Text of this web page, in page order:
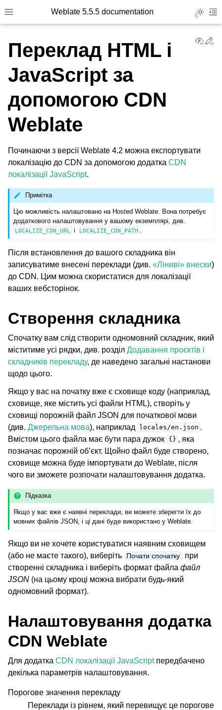
Toggle site navigation sidebar
Weblate 5.5.5 documentation Toggle
navigation of Підтримувані формати файлів
navigation of Настанови з налаштовування
Переклад HTML і
JavaScript за
допомогою CDN
Weblate
Починаючи з версії Weblate 4.2 можна експортувати
локалізацію до CDN за допомогою додатка CDN
локалізації JavaScript.
Примітка
Цю можливість налаштовано на Hosted Weblate. Вона потребує
додаткового налаштовування у вашому екземплярі, див.
LOCALIZE_CDN_URL і LOCALIZE_CDN_PATH
Після встановлення до вашого складника він
записуватиме внесені переклади (див. «Ліниві» внески)
до CDN. Цим можна скористатися для локалізації
ваших вебсторінок.
Створення складника
Спочатку вам слід створити одномовний складник, який
міститиме усі рядки, див. розділ Додавання проєктів і
складників перекладу, де наведено загальні настанови
щодо цього.
Якщо у вас на початку вже є сховище коду (наприклад,
сховище, яке містить усі файли HTML), створіть у
сховищі порожній файл JSON для початкової мови
(див. Джерельна мова), наприклад locales/en.json .
Вмістом цього файла має бути пара дужок {} , яка
позначає порожній об’єкт. Щойно файл буде створено,
сховище можна буде імпортувати до Weblate, після
чого ви зможете розпочати налаштовування додатка.
Підказка
Якщо у вас вже є наявні переклади, ви можете зберегти їх до
мовних файлів JSON, і ці дані буде використано у Weblate.
Якщо ви не хочете користуватися наявним сховищем
(або не маєте такого), виберіть
Почати спочатку при
створенні складника і виберіть формат файла файл
JSON (на цьому кроці можна вибрати будь-який
одномовний формат).
Налаштовування додатка
CDN Weblate
Для додатка CDN локалізації JavaScriptпередбачено
декілька параметрів налаштовування.
Порогове значення перекладу
Переклади із рівнем, який перевищує це порогове